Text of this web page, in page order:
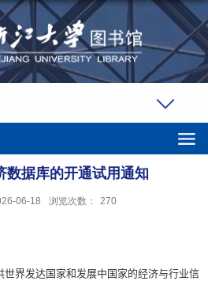
数据库的开通试用通知
06-18 浏览次数： 270
世界发达国家和发展中国家的经济与行业信